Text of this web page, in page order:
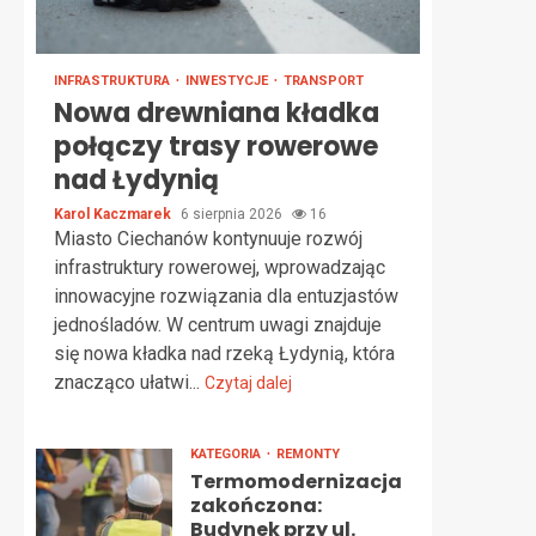
INFRASTRUKTURA INWESTYCJE TRANSPORT
Nowa drewniana kładka
połączy trasy rowerowe
nad Łydynią
Karol Kaczmarek 6 sierpnia 2026 16
Miasto Ciechanów kontynuuje rozwój
infrastruktury rowerowej, wprowadzając
innowacyjne rozwiązania dla entuzjastów
jednośladów. W centrum uwagi znajduje
się nowa kładka nad rzeką Łydynią, która
znacząco ułatwi... Czytaj dalej
KATEGORIA REMONTY
Termomodernizacja
zakończona:
Budynek przy ul.